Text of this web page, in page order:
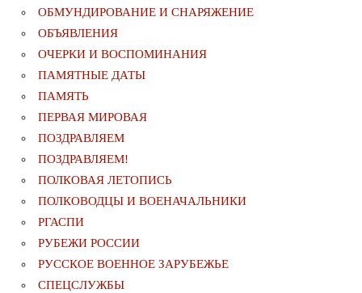
ОБМУНДИРОВАНИЕ И СНАРЯЖЕНИЕ
ОБЪЯВЛЕНИЯ
ОЧЕРКИ И ВОСПОМИНАНИЯ
ПАМЯТНЫЕ ДАТЫ
ПАМЯТЬ
ПЕРВАЯ МИРОВАЯ
ПОЗДРАВЛЯЕМ
ПОЗДРАВЛЯЕМ!
ПОЛКОВАЯ ЛЕТОПИСЬ
ПОЛКОВОДЦЫ И ВОЕНАЧАЛЬНИКИ
РГАСПИ
РУБЕЖИ РОССИИ
РУССКОЕ ВОЕННОЕ ЗАРУБЕЖЬЕ
СПЕЦСЛУЖБЫ